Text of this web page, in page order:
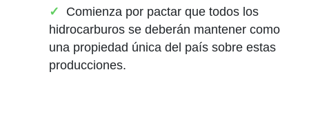
Comienza por pactar que todos los
hidrocarburos se deberán mantener como
una propiedad única del país sobre estas
producciones.